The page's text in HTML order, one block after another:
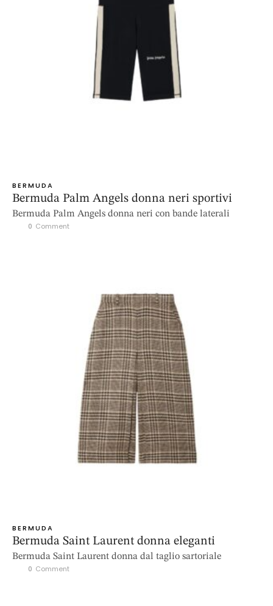
BERMUDA
Bermuda Palm Angels donna neri sportivi
Bermuda Palm Angels donna neri con bande laterali
0 Comment
BERMUDA
Bermuda Saint Laurent donna eleganti
Bermuda Saint Laurent donna dal taglio sartoriale
0 Comment